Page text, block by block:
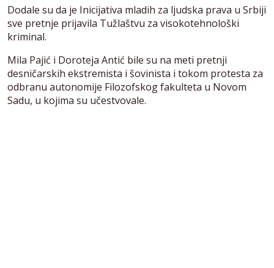
Dodale su da je Inicijativa mladih za ljudska prava u Srbiji
sve pretnje prijavila Tužlaštvu za visokotehnološki
kriminal.
Mila Pajić i Doroteja Antić bile su na meti pretnji
desničarskih ekstremista i šovinista i tokom protesta za
odbranu autonomije Filozofskog fakulteta u Novom
Sadu, u kojima su učestvovale.